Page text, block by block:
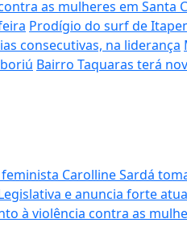
as mulheres em Santa
Prodígio do surf de
consecutivas, na liderança
Bairro Taquaras terá